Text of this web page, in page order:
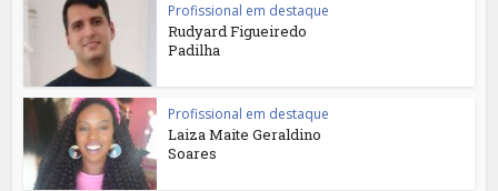
Profissional em destaque
Rudyard Figueiredo
Padilha
Profissional em destaque
Laiza Maite Geraldino
Soares